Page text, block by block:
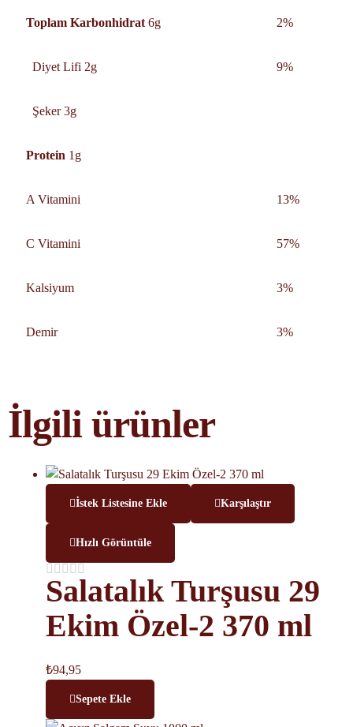
Toplam Karbonhidrat6g 2%
Diyet Lifi 2g 9%
Şeker 3g
Protein 1g
A Vitamini 13%
C Vitamini 57%
Kalsiyum 3%
Demir 3%
İlgili ürünler
İstek Listesine Ekle Karşılaştır
Hızlı Görüntüle
Salatalık Turşusu 29
Ekim Özel-2 370 ml
₺94,95
Sepete Ekle